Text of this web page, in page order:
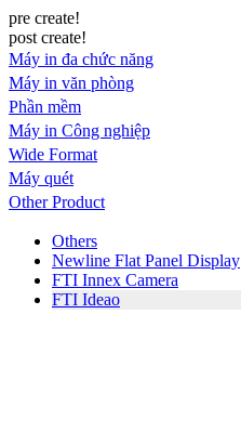
pre create!
post create!
Máy in đa chức năng
Máy in văn phòng
Phần mềm
Máy in Công nghiệp
Wide Format
Máy quét
Other Product
Others
Newline Flat Panel Display
FTI Innex Camera
FTI Ideao